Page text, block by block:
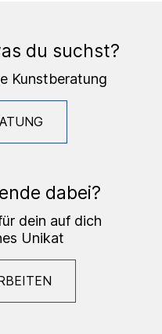
du suchst?
Kunstberatung
dabei?
dein auf dich
Unikat